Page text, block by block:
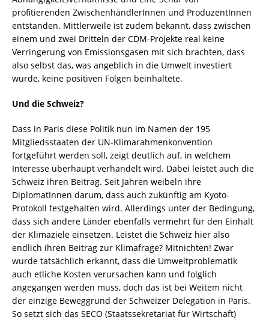
profitierenden ZwischenhändlerInnen und ProduzentInnen
entstanden. Mittlerweile ist zudem bekannt, dass zwischen
einem und zwei Dritteln der CDM-Projekte real keine
Verringerung von Emissionsgasen mit sich brachten, dass
also selbst das, was angeblich in die Umwelt investiert
wurde, keine positiven Folgen beinhaltete.
Und die Schweiz?
Dass in Paris diese Politik nun im Namen der 195
Mitgliedsstaaten der UN-Klimarahmenkonvention
fortgeführt werden soll, zeigt deutlich auf, in welchem
Interesse überhaupt verhandelt wird. Dabei leistet auch die
Schweiz ihren Beitrag. Seit Jahren weibeln ihre
DiplomatInnen darum, dass auch zukünftig am Kyoto-
Protokoll festgehalten wird. Allerdings unter der Bedingung,
dass sich andere Länder ebenfalls vermehrt für den Einhalt
der Klimaziele einsetzen. Leistet die Schweiz hier also
endlich ihren Beitrag zur Klimafrage? Mitnichten! Zwar
wurde tatsächlich erkannt, dass die Umweltproblematik
auch etliche Kosten verursachen kann und folglich
angegangen werden muss, doch das ist bei Weitem nicht
der einzige Beweggrund der Schweizer Delegation in Paris.
So setzt sich das SECO (Staatssekretariat für Wirtschaft)